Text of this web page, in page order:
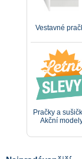
Vestavné
Pračky a
Akční